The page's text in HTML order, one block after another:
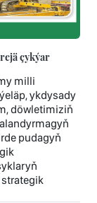
çykýar
milli
ykdysady
döwletimiziň
pudagyň